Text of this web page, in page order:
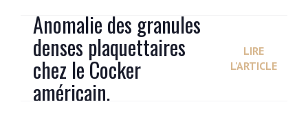
Anomalie des granules
denses plaquettaires
chez le Cocker
américain.
LIRE
L'ARTICLE